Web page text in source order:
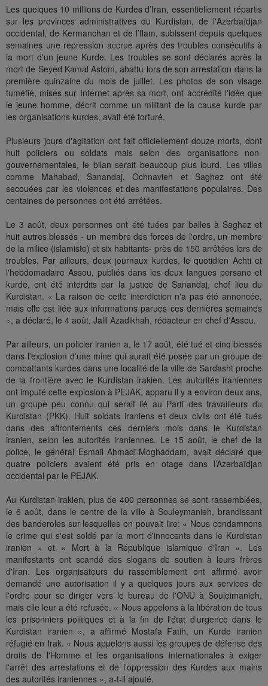
Les quelques 10 millions de Kurdes d’Iran, essentiellement répartis
sur les provinces administratives du Kurdistan, de l'Azerbaïdjan
occidental, de Kermanchan et de l’Ilam, subissent depuis quelques
semaines une repression accrue après des troubles consécutifs à
la mort d'un jeune Kurde. Les troubles se sont déclarés après la
mort de Seyed Kamal Astom, abattu lors de son arrestation dans la
première quinzaine du mois de juillet. Les photos de son visage
tuméfié, mises sur Internet après sa mort, ont accrédité l'idée que
le jeune homme, décrit comme un militant de la cause kurde par
les organisations kurdes, avait été torturé.
Plusieurs jours d'agitation ont fait officiellement douze morts, dont
huit policiers ou soldats mais selon des organisations non-
gouvernementales, le bilan serait beaucoup plus lourd. Les villes
comme Mahabad, Sanandaj, Ochnavieh et Saghez ont été
secouées par les violences et des manifestations populaires. Des
centaines de personnes ont été arrêtées.
Le 3 août, deux personnes ont été tuées par balles à Saghez et
huit autres blessés - un membre des forces de l'ordre, un membre
de la milice (islamiste) et six habitants- près de 150 arrêtées lors de
troubles. Par ailleurs, deux journaux kurdes, le quotidien Achti et
l'hebdomadaire Assou, publiés dans les deux langues persane et
kurde, ont été interdits par la justice de Sanandaj, chef lieu du
Kurdistan. « La raison de cette interdiction n'a pas été annoncée,
mais elle est liée aux informations parues ces dernières semaines
», a déclaré, le 4 août, Jalil Azadikhah, rédacteur en chef d'Assou.
Par ailleurs, un policier iranien a, le 17 août, été tué et cinq blessés
dans l'explosion d'une mine qui aurait été posée par un groupe de
combattants kurdes dans une localité de la ville de Sardasht proche
de la frontière avec le Kurdistan irakien. Les autorités iraniennes
ont imputé cette explosion à PEJAK, apparu il y a environ deux ans,
un groupe peu connu qui serait lié au Parti des travailleurs du
Kurdistan (PKK). Huit soldats iraniens et deux civils ont été tués
dans des affrontements ces derniers mois dans le Kurdistan
iranien, selon les autorités iraniennes. Le 15 août, le chef de la
police, le général Esmail Ahmadi-Moghaddam, avait déclaré que
quatre policiers avaient été pris en otage dans l’Azerbaïdjan
occidental par le PEJAK.
Au Kurdistan irakien, plus de 400 personnes se sont rassemblées,
le 6 août, dans le centre de la ville à Souleymanieh, brandissant
des banderoles sur lesquelles on pouvait lire: « Nous condamnons
le crime qui s'est soldé par la mort d'innocents dans le Kurdistan
iranien » et « Mort à la République islamique d'Iran ». Les
manifestants ont scandé des slogans de soutien à leurs frères
d'Iran. Les organisateurs du rassemblement ont affirmé avoir
demandé une autorisation il y a quelques jours aux services de
l'ordre pour se diriger vers le bureau de l'ONU à Souleimanieh,
mais elle leur a été refusée. « Nous appelons à la libération de tous
les prisonniers politiques et à la fin de l'état d'urgence dans le
Kurdistan iranien », a affirmé Mostafa Fatih, un Kurde iranien
réfugié en Irak. « Nous appelons aussi les groupes de défense des
droits de l'Homme et les organisations internationales à exiger
l'arrêt des arrestations et de l'oppression des Kurdes aux mains
des autorités iraniennes », a-t-il ajouté.